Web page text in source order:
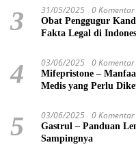
3 31/05/2025 0 Komentar
Obat Penggugur
Fakta Legal di
4 03/06/2025 0 Komentar
Mifepristone –
Medis yang Perlu
5 03/06/2025 0 Komentar
Gastrul – Panduan
Sampingnya